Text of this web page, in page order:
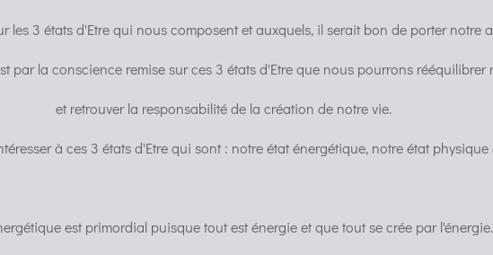
les 3 états d'Etre qui nous composent et auxquels, il serait bon de porter notre
par la conscience remise sur ces 3 états d'Etre que nous pourrons rééquilibrer
et retrouver la responsabilité de la création de notre vie.
à ces 3 états d'Etre qui sont : notre état énergétique, notre état physique
est primordial puisque tout est énergie et que tout se crée par l'énergie.